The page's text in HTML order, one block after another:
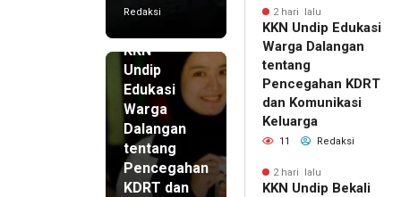
Redaksi
KKN
Undip
Edukasi
Warga
Dalangan
tentang
Pencegahan
KDRT dan
2 hari lalu
KKN Undip Edukasi
Warga Dalangan
tentang
Pencegahan KDRT
dan Komunikasi
Keluarga
11 Redaksi
2 hari lalu
KKN Undip Bekali